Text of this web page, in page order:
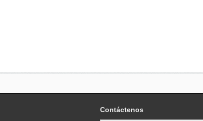
Contáctenos